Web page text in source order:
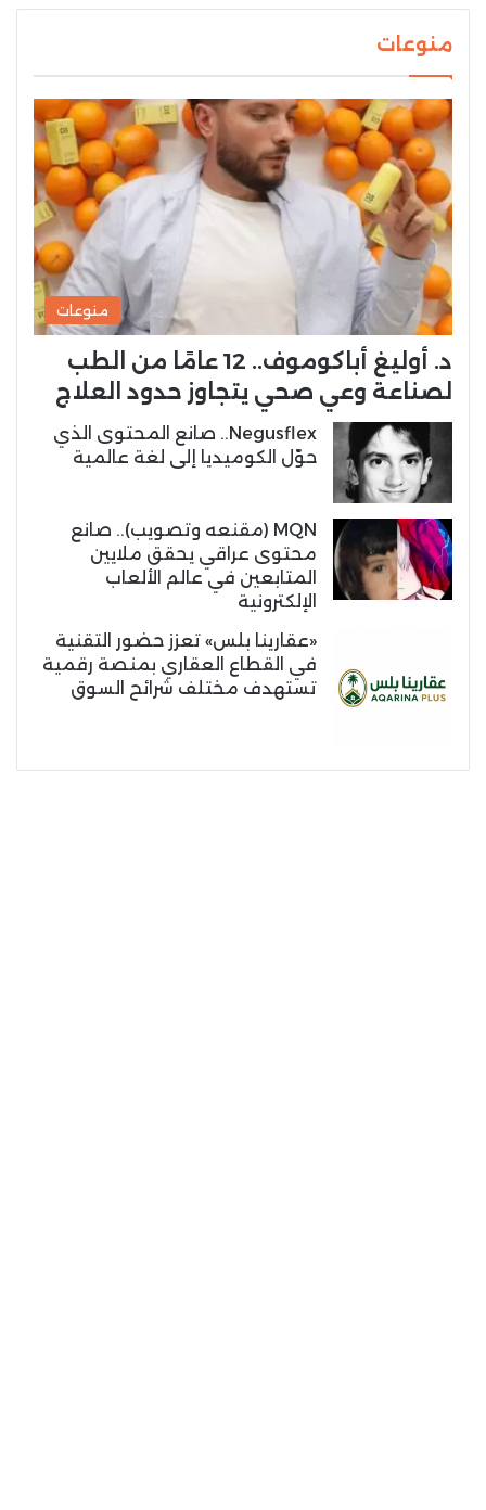
منوعات
منوعات
د. أوليغ أباكوموف.. 12 عامًا من الطب
لصناعة وعي صحي يتجاوز حدود العلاج
Negusflex.. صانع المحتوى الذي
حوّل الكوميديا إلى لغة عالمية
MQN (مقنعه وتصويب).. صانع
محتوى عراقي يحقق ملايين
المتابعين في عالم الألعاب
الإلكترونية
«عقارينا بلس» تعزز حضور التقنية
في القطاع العقاري بمنصة رقمية
تستهدف مختلف شرائح السوق